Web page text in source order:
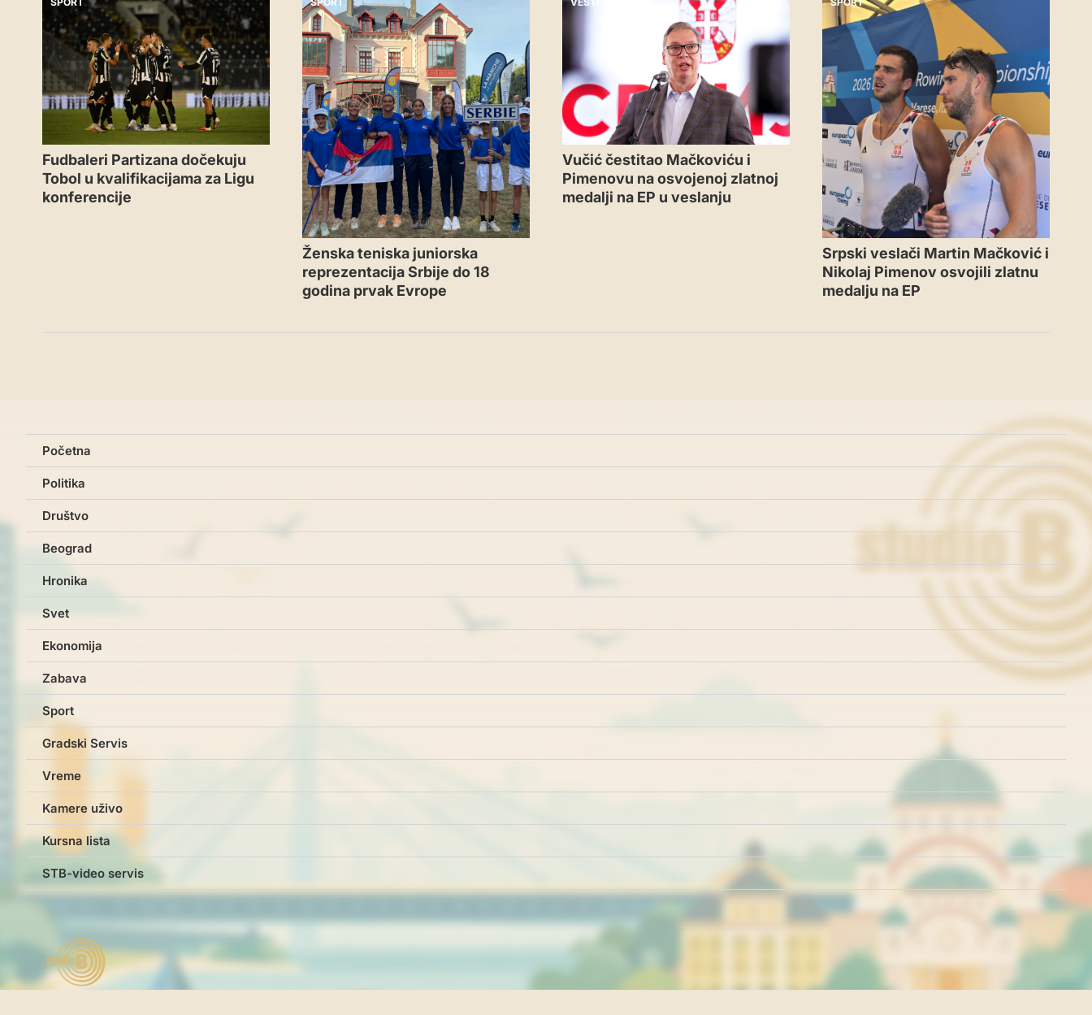
Fudbaleri Partizana dočekuju
Tobol u kvalifikacijama za Ligu
konferencije
Ženska teniska juniorska
reprezentacija Srbije do 18
godina prvak Evrope
Vučić čestitao Mačkoviću i
Pimenovu na osvojenoj zlatnoj
medalji na EP u veslanju
Srpski veslači Martin Mačković i
Nikolaj Pimenov osvojili zlatnu
medalju na EP
Početna
Politika
Društvo
Beograd
Hronika
Svet
Ekonomija
Zabava
Sport
Gradski Servis
Vreme
Kamere uživo
Kursna lista
STB-video servis